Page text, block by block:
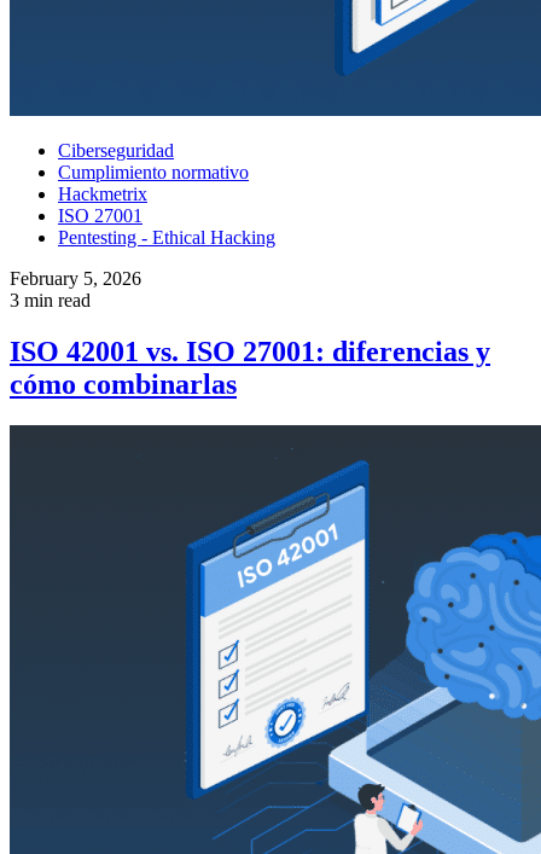
Ciberseguridad
Cumplimiento normativo
Hackmetrix
ISO 27001
Pentesting - Ethical Hacking
February 5, 2026
3 min read
ISO 42001 vs. ISO 27001: diferencias y
cómo combinarlas